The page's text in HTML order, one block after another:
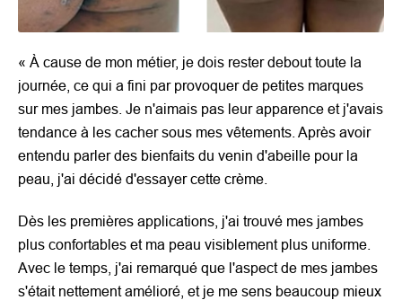
« À cause de mon métier, je dois rester debout toute la
journée, ce qui a fini par provoquer de petites marques
sur mes jambes. Je n'aimais pas leur apparence et j'avais
tendance à les cacher sous mes vêtements. Après avoir
entendu parler des bienfaits du venin d'abeille pour la
peau, j'ai décidé d'essayer cette crème.
Dès les premières applications, j'ai trouvé mes jambes
plus confortables et ma peau visiblement plus uniforme.
Avec le temps, j'ai remarqué que l'aspect de mes jambes
s'était nettement amélioré, et je me sens beaucoup mieux